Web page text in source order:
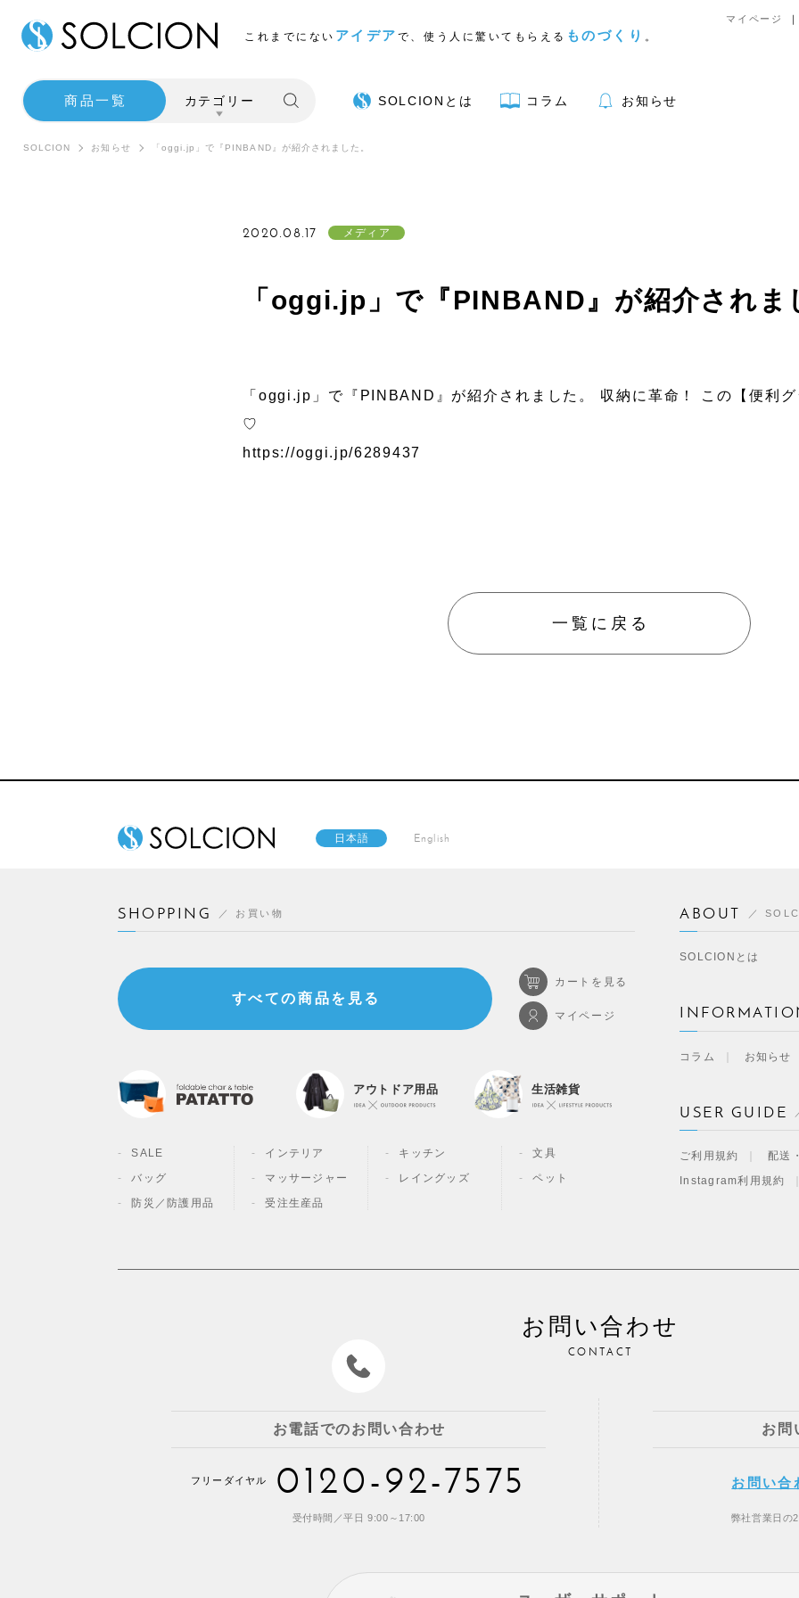
これまでにない アイデア で、使う人に驚いてもらえる ものづくり 。
マイページ
商品一覧 カテゴリー SOLCIONとは コラム お知らせ
マッサージャ
SOLCION お知らせ 「oggi.jp」で『PINBAND』が紹介されました。
「oggi.jp」で『PINBAND』が紹介されま
2020.08.17 メディア
「oggi.jp」で『PINBAND』が紹介されました。 収納に革命！ この【便利グ
♡
https://oggi.jp/6289437
一覧に戻る
日本語 English
SHOPPING お買い物
すべての商品を見る
カートを見る
マイページ
アウトドア用品 生活雑貨
SALE インテリア キッチン
文具
バッグ
マッサージャー レイングッズ
ペット
防災／ 防護用品 受注生産品
ABOUT
SOLCIONとは
コラム お知らせ
USER GUIDE
ご利用規約 配送
Instagram利用規約
お問い合わせ
CONTACT
お電話でのお問い合わせ
フリーダイヤル 0120-92-7575
受付時間／平日 9:00～17:00
お問
お問い合
弊社営業日の